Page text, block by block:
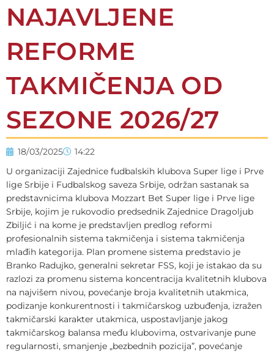
NAJAVLJENE
REFORME
TAKMIČENJA OD
SEZONE 2026/27
18/03/2025
14:22
U organizaciji Zajednice fudbalskih klubova Super lige i Prve
lige Srbije i Fudbalskog saveza Srbije, održan sastanak sa
predstavnicima klubova Mozzart Bet Super lige i Prve lige
Srbije, kojim je rukovodio predsednik Zajednice Dragoljub
Zbiljić i na kome je predstavljen predlog reformi
profesionalnih sistema takmičenja i sistema takmičenja
mlađih kategorija. Plan promene sistema predstavio je
Branko Radujko, generalni sekretar FSS, koji je istakao da su
razlozi za promenu sistema koncentracija kvalitetnih klubova
na najvišem nivou, povećanje broja kvalitetnih utakmica,
podizanje konkurentnosti i takmičarskog uzbuđenja, izražen
takmičarski karakter utakmica, uspostavljanje jakog
takmičarskog balansa među klubovima, ostvarivanje pune
regularnosti, smanjenje „bezbednih pozicija”, povećanje